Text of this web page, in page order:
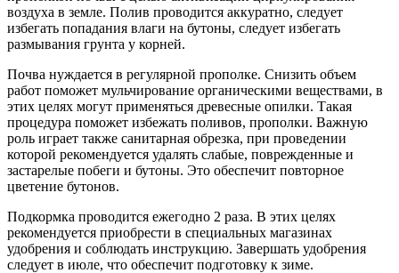
воздуха в земле. Полив проводится аккуратно, следует
избегать попадания влаги на бутоны, следует избегать
размывания грунта у корней.
Почва нуждается в регулярной прополке. Снизить объем
работ поможет мульчирование органическими веществами, в
этих целях могут применяться древесные опилки. Такая
процедура поможет избежать поливов, прополки. Важную
роль играет также санитарная обрезка, при проведении
которой рекомендуется удалять слабые, поврежденные и
застарелые побеги и бутоны. Это обеспечит повторное
цветение бутонов.
Подкормка проводится ежегодно 2 раза. В этих целях
рекомендуется приобрести в специальных магазинах
удобрения и соблюдать инструкцию. Завершать удобрения
следует в июле, что обеспечит подготовку к зиме.